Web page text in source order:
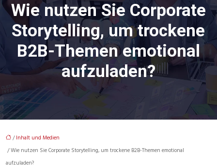
Wie nutzen Sie Corporate
Storytelling, um trockene
B2B-Themen emotional
aufzuladen?
/Inhalt und Medien
/ Wie nutzen Sie Corporate Storytelling, um trockene B2B-Themen emotional
aufzuladen?